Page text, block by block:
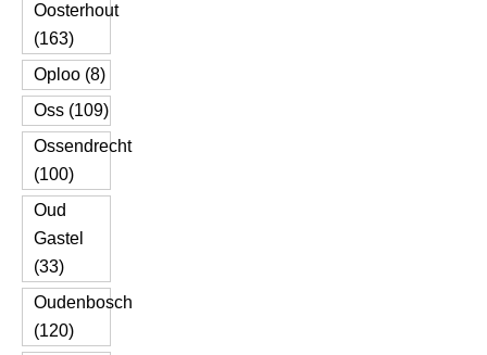
Oosterhout
(163)
Oploo (8)
Oss (109)
Ossendrecht
(100)
Oud
Gastel
(33)
Oudenbosch
(120)